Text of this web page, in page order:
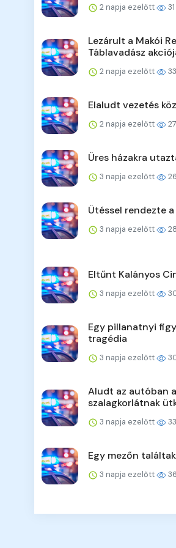
2 napja ezelőtt 31
Lezárult a Makói
Táblavadász
2 napja ezelőtt 33
Elaludt vezetés
2 napja ezelőtt 27
Üres házakra
3 napja ezelőtt 26
Ütéssel rendezte
3 napja ezelőtt 28
Eltűnt Kalányos
3 napja ezelőtt
Egy pillanatnyi
tragédia
3 napja ezelőtt
Aludt az autóban
szalagkorlátnak
3 napja ezelőtt 33
Egy mezőn
3 napja ezelőtt 36